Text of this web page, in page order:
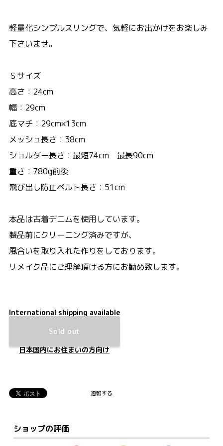
軽量化シンプルスリングで、気軽にお出かけをお楽しみ
下さいませ。
Ｓサイズ
高さ：24cm
幅：29cm
底マチ：29cm×13cm
メッシュ長さ：38cm
ショルダー長さ：最短74cm 最長90cm
重さ：780g前後
飛び出し防止ベルト長さ：51cm
本品は古着デニムを使用しています。
製品前にクリーニング済みですが、
風合いを取り入れた作りをしております。
リメイク品にご理解頂ける方にお勧め致します。
International shipping available
Sold out
日本国内にお住まいの方向け
通報する
ショップの評価